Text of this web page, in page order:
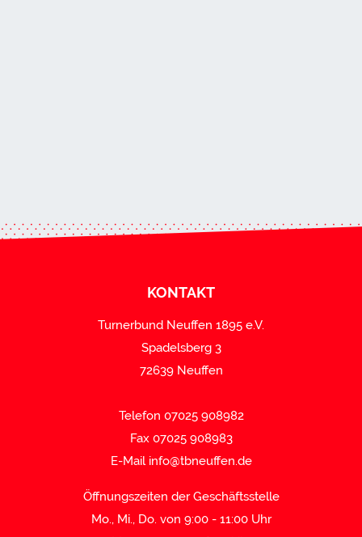
KONTAKT
Turnerbund Neuffen 1895 e.V.
Spadelsberg 3
72639 Neuffen
Telefon 07025 908982
Fax 07025 908983
E-Mail info@tbneuffen.de
Öffnungszeiten der Geschäftsstelle
Mo., Mi., Do. von 9:00 - 11:00 Uhr